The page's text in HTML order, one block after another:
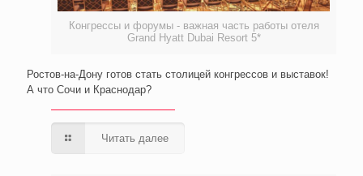
Конгрессы и форумы - важная часть работы отеля
Grand Hyatt Dubai Resort 5*
Ростов-на-Дону готов стать столицей конгрессов и выставок!
А что Сочи и Краснодар?
Читать далее